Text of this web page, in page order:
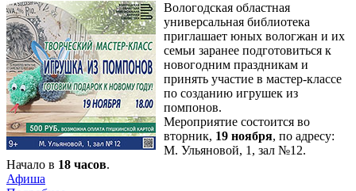
Вологодская областная
универсальная библиотека
приглашает юных вологжан и их
семьи заранее подготовиться к
новогодним праздникам и
принять участие в мастер-классе
по созданию игрушек из
помпонов.
Мероприятие состоится во
вторник, 19 ноября, по адресу:
М. Ульяновой, 1, зал №12.
Начало в 18 часов.
Афиша